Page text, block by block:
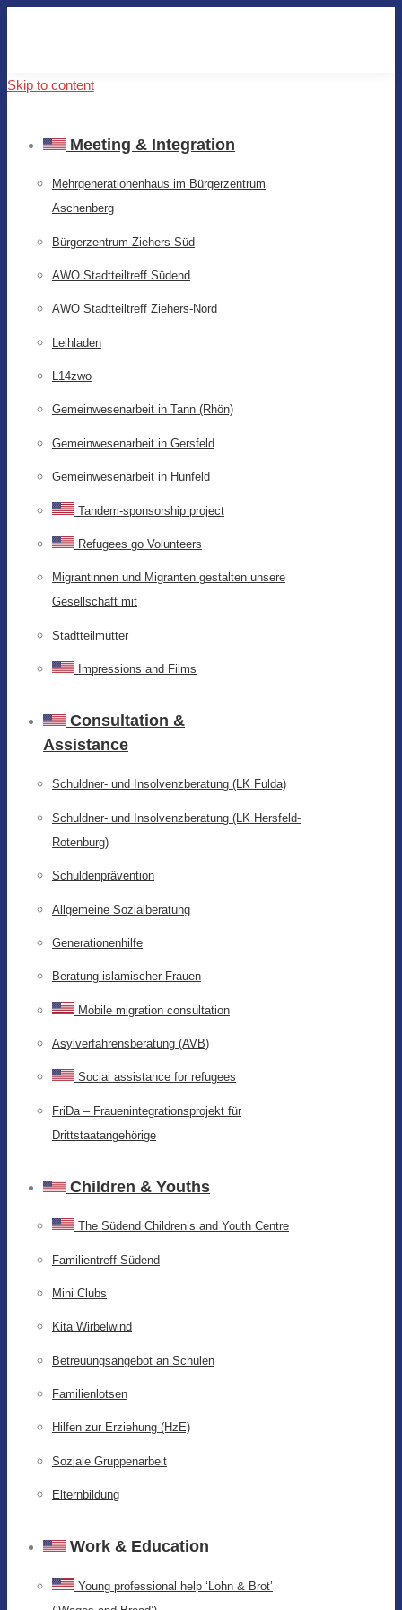
Skip to content
Meeting & Integration
Mehrgenerationenhaus im Bürgerzentrum
Aschenberg
Bürgerzentrum Ziehers-Süd
AWO Stadtteiltreff Südend
AWO Stadtteiltreff Ziehers-Nord
Leihladen
L14zwo
Gemeinwesenarbeit in Tann (Rhön)
Gemeinwesenarbeit in Gersfeld
Gemeinwesenarbeit in Hünfeld
Tandem-sponsorship project
Refugees go Volunteers
Migrantinnen und Migranten gestalten unsere
Gesellschaft mit
Stadtteilmütter
Impressions and Films
Consultation &
Assistance
Schuldner- und Insolvenzberatung (LK Fulda)
Schuldner- und Insolvenzberatung (LK Hersfeld-
Rotenburg)
Schuldenprävention
Allgemeine Sozialberatung
Generationenhilfe
Beratung islamischer Frauen
Mobile migration consultation
Asylverfahrensberatung (AVB)
Social assistance for refugees
FriDa – Frauenintegrationsprojekt für
Drittstaatangehörige
Children & Youths
The Südend Children’s and Youth Centre
Familientreff Südend
Mini Clubs
Kita Wirbelwind
Betreuungsangebot an Schulen
Familienlotsen
Hilfen zur Erziehung (HzE)
Soziale Gruppenarbeit
Elternbildung
Work & Education
Young professional help ‘Lohn & Brot’